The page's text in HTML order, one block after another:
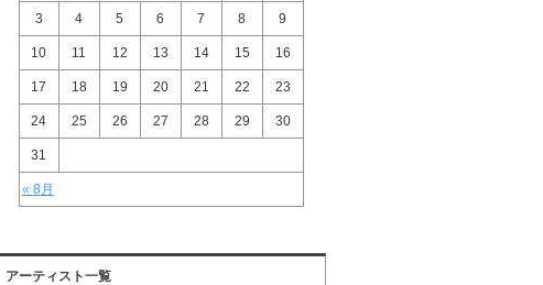
« 8月
3 4 5 6 7 8 9
10 11 12 13 14 15 16
17 18 19 20 21 22 23
24 25 26 27 28 29 30
31
アーティスト一覧